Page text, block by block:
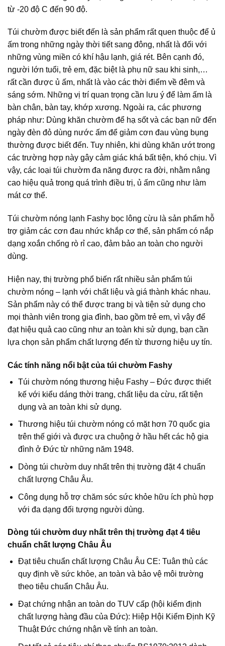
từ -20 độ C đến 90 độ.
Túi chườm được biết đến là sản phẩm rất quen thuộc để ủ
ấm trong những ngày thời tiết sang đông, nhất là đối với
những vùng miền có khí hậu lạnh, giá rét. Bên cạnh đó,
người lớn tuổi, trẻ em, đặc biệt là phụ nữ sau khi sinh,…
rất cần được ủ ấm, nhất là vào các thời điểm về đêm và
sáng sớm. Những vị trí quan trọng cần lưu ý để làm ấm là
bàn chân, bàn tay, khớp xương. Ngoài ra, các phương
pháp như: Dùng khăn chườm để hạ sốt và các bạn nữ đến
ngày đèn đỏ dùng nước ấm để giảm cơn đau vùng bụng
thường được biết đến. Tuy nhiên, khi dùng khăn ướt trong
các trường hợp này gây cảm giác khá bất tiện, khó chịu. Vì
vậy, các loại túi chườm đa năng được ra đời, nhằm nâng
cao hiệu quả trong quá trình điều trị, ủ ấm cũng như làm
mát cơ thể.
Túi chườm nóng lạnh Fashy bọc lông cừu là sản phẩm hỗ
trợ giảm các cơn đau nhức khắp cơ thể, sản phẩm có nắp
dạng xoắn chống rò rỉ cao, đảm bảo an toàn cho người
dùng.
Hiện nay, thị trường phổ biến rất nhiều sản phẩm túi
chườm nóng – lạnh với chất liệu và giá thành khác nhau.
Sản phẩm này có thể được trang bị và tiện sử dụng cho
mọi thành viên trong gia đình, bao gồm trẻ em, vì vậy để
đạt hiệu quả cao cũng như an toàn khi sử dụng, bạn cần
lựa chọn sản phẩm chất lượng đến từ thương hiệu uy tín.
Các tính năng nổi bật của túi chườm Fashy
Túi chườm nóng thương hiệu Fashy – Đức được thiết
kế với kiểu dáng thời trang, chất liệu da cừu, rất tiện
dụng và an toàn khi sử dụng.
Thương hiệu túi chườm nóng có mặt hơn 70 quốc gia
trên thế giới và được ưa chuộng ở hầu hết các hộ gia
đình ở Đức từ những năm 1948.
Dòng túi chườm duy nhất trên thị trường đặt 4 chuẩn
chất lượng Châu Âu.
Công dụng hỗ trợ chăm sóc sức khỏe hữu ích phù hợp
với đa dạng đối tượng người dùng.
Dòng túi chườm duy nhất trên thị trường đạt 4 tiêu
chuẩn chất lượng Châu Âu
Đạt tiêu chuẩn chất lượng Châu Âu CE: Tuân thủ các
quy định về sức khỏe, an toàn và bảo vệ môi trường
theo tiêu chuẩn Châu Âu.
Đạt chứng nhận an toàn do TUV cấp (hội kiểm định
chất lượng hàng đầu của Đức): Hiệp Hội Kiểm Định Kỹ
Thuật Đức chứng nhận về tính an toàn.